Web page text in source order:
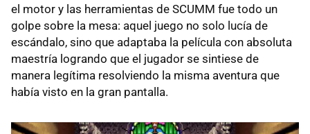
el motor y las herramientas de SCUMM fue todo un
golpe sobre la mesa: aquel juego no solo lucía de
escándalo, sino que adaptaba la película con absoluta
maestría logrando que el jugador se sintiese de
manera legítima resolviendo la misma aventura que
había visto en la gran pantalla.